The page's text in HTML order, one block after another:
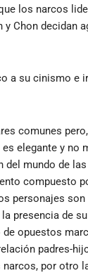
los narcos
Chon decidan
a su cinismo e
comunes
elegante y no
mundo de
compuesto
personajes
presencia de
opuestos
padres-
por otro